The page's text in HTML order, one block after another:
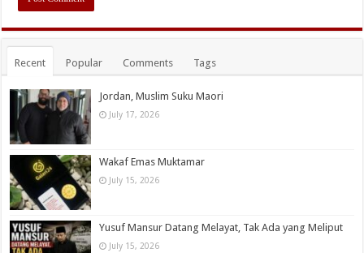
Recent Popular Comments Tags
Jordan, Muslim Suku Maori
July 17, 2026
Wakaf Emas Muktamar
July 15, 2026
Yusuf Mansur Datang Melayat, Tak Ada yang Meliput
July 15, 2026